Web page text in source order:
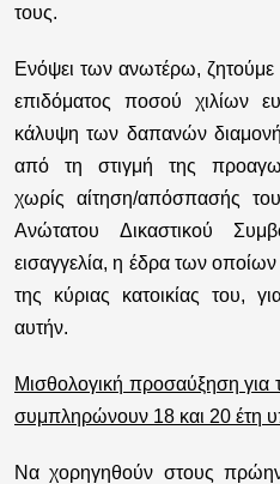
τους.
Ενόψει των ανωτέρω, ζητούμε
επιδόματος ποσού χιλίων
κάλυψη των δαπανών
από τη στιγμή της
χωρίς αίτηση/απόσπασής
Ανώτατου Δικαστικού
εισαγγελία, η έδρα των οποίων
της κύριας κατοικίας του,
αυτήν.
Μισθολογική προσαύξηση για
συμπληρώνουν 18 και 20 έτη
Να χορηγηθούν στους πρώην